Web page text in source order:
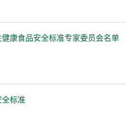
康食品安全标准专家委员会名单
标准